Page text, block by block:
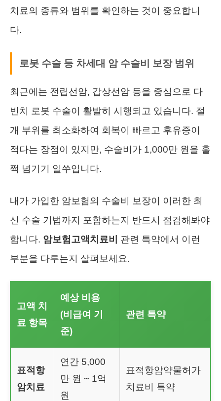
치료의 종류와 범위를 확인하는 것이 중요합니
다.
로봇 수술 등 차세대 암 수술비 보장 범위
최근에는 전립선암, 갑상선암 등을 중심으로 다
빈치 로봇 수술이 활발히 시행되고 있습니다. 절
개 부위를 최소화하여 회복이 빠르고 후유증이
적다는 장점이 있지만, 수술비가 1,000만 원을 훌
쩍 넘기기 일쑤입니다.
내가 가입한 암보험의 수술비 보장이 이러한 최
신 수술 기법까지 포함하는지 반드시 점검해봐야
합니다. 암보험고액치료비
관련 특약에서 이런
부분을 다루는지 살펴보세요.
고액 치
료 항목
예상 비용
(비급여 기
준)
관련 특약
표적항
암치료
연간 5,000
만 원 ~ 1억
원
표적항암약물허가
치료비 특약